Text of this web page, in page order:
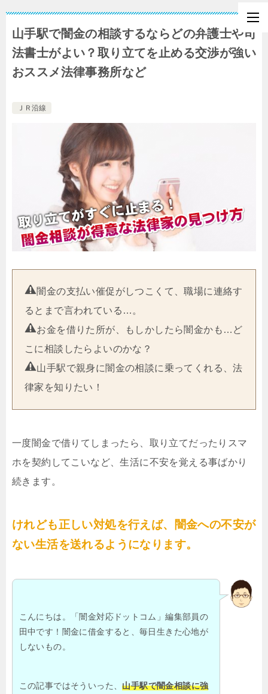
山手駅で闇金の相談するならどの弁護士や司
法書士がよい？取り立てを止める交渉が強い
おススメ法律事務所など
ＪＲ沿線
闇金の支払い催促がしつこくて、職場に連絡す
るとまで言われている…。
お金を借りた所が、もしかしたら闇金かも…ど
こに相談したらよいのかな？
山手駅で親身に闇金の相談に乗ってくれる、法
律家を知りたい！
一度闇金で借りてしまったら、取り立てだったりスマ
ホを契約してこいなど、生活に不安を覚える事ばかり
続きます。
けれども正しい対処を行えば、闇金への不安が
ない生活を送れるようになります。
こんにちは。「闇金対応ドットコム」編集部員の
田中です！闇金に借金すると、毎日生きた心地が
しないもの。
この記事ではそういった、山手駅で闇金相談に強